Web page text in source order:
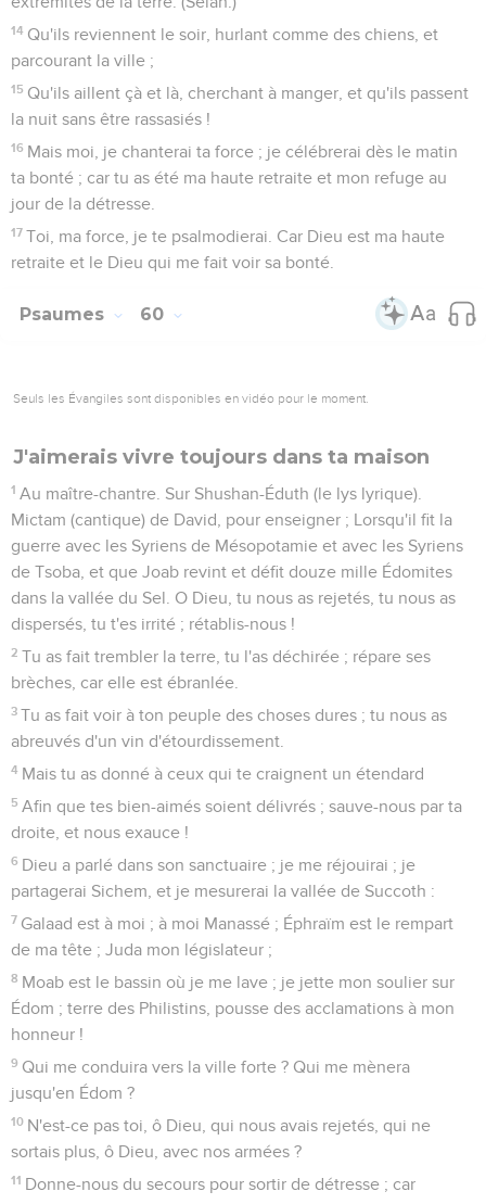
14 Qu'ils reviennent le soir, hurlant comme des chiens, et
parcourant la ville ;
15 Qu'ils aillent çà et là, cherchant à manger, et qu'ils passent
la nuit sans être rassasiés !
16 Mais moi, je chanterai ta force ; je célébrerai dès le matin
ta bonté ; car tu as été ma haute retraite et mon refuge au
jour de la détresse.
17 Toi, ma force, je te psalmodierai. Car Dieu est ma haute
retraite et le Dieu qui me fait voir sa bonté.
Psaumes 60
Seuls les Évangiles sont disponibles en vidéo pour le moment.
J'aimerais vivre toujours dans ta maison
1 Au maître-chantre. Sur Shushan-Éduth (le lys lyrique).
Mictam (cantique) de David, pour enseigner ; Lorsqu'il fit la
guerre avec les Syriens de Mésopotamie et avec les Syriens
de Tsoba, et que Joab revint et défit douze mille Édomites
dans la vallée du Sel. O Dieu, tu nous as rejetés, tu nous as
dispersés, tu t'es irrité ; rétablis-nous !
2 Tu as fait trembler la terre, tu l'as déchirée ; répare ses
brèches, car elle est ébranlée.
3 Tu as fait voir à ton peuple des choses dures ; tu nous as
abreuvés d'un vin d'étourdissement.
4 Mais tu as donné à ceux qui te craignent un étendard
5 Afin que tes bien-aimés soient délivrés ; sauve-nous par ta
droite, et nous exauce !
6 Dieu a parlé dans son sanctuaire ; je me réjouirai ; je
partagerai Sichem, et je mesurerai la vallée de Succoth :
7 Galaad est à moi ; à moi Manassé ; Éphraïm est le rempart
de ma tête ; Juda mon législateur ;
8 Moab est le bassin où je me lave ; je jette mon soulier sur
Édom ; terre des Philistins, pousse des acclamations à mon
honneur !
9 Qui me conduira vers la ville forte ? Qui me mènera
jusqu'en Édom ?
10 N'est-ce pas toi, ô Dieu, qui nous avais rejetés, qui ne
sortais plus, ô Dieu, avec nos armées ?
11 Donne-nous du secours pour sortir de détresse ; car